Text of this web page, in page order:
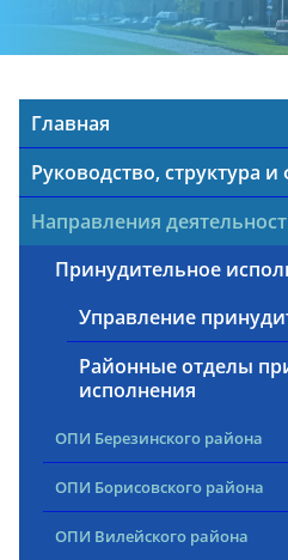
Главная
Руководство, структура
Направления
Принудительное
Управление
Районные отделы
исполнения
ОПИ Березинского района
ОПИ Борисовского района
ОПИ Вилейского района